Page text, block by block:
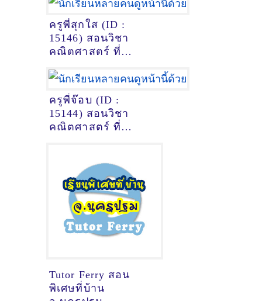
ครูพี่สุกใส (ID :
15146) สอนวิชา
คณิตศาสตร์ ที่
ครูพี่จ๊อบ (ID :
15144) สอนวิชา
คณิตศาสตร์ ที่
Tutor Ferry สอน
พิเศษที่บ้าน